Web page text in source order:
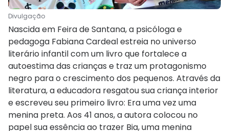
Divulgação
Nascida em Feira de Santana, a psicóloga e
pedagoga Fabiana Cardeal estreia no universo
literário infantil com um livro que fortalece a
autoestima das crianças e traz um protagonismo
negro para o crescimento dos pequenos. Através da
literatura, a educadora resgatou sua criança interior
e escreveu seu primeiro livro: Era uma vez uma
menina preta. Aos 41 anos, a autora colocou no
papel sua essência ao trazer Bia, uma menina